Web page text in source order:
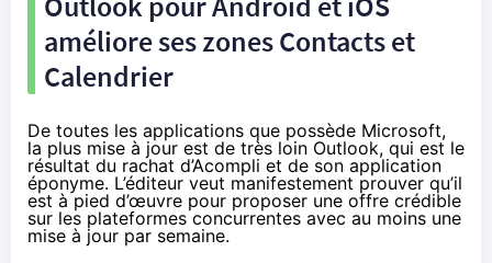
améliore ses zones Contacts et
Calendrier
De toutes les applications que possède Microsoft,
la plus mise à jour est de très loin Outlook, qui est le
résultat du rachat d’Acompli et de son application
éponyme. L’éditeur veut manifestement prouver qu’il
est à pied d’œuvre pour proposer une offre crédible
sur les plateformes concurrentes avec au moins une
mise à jour par semaine.